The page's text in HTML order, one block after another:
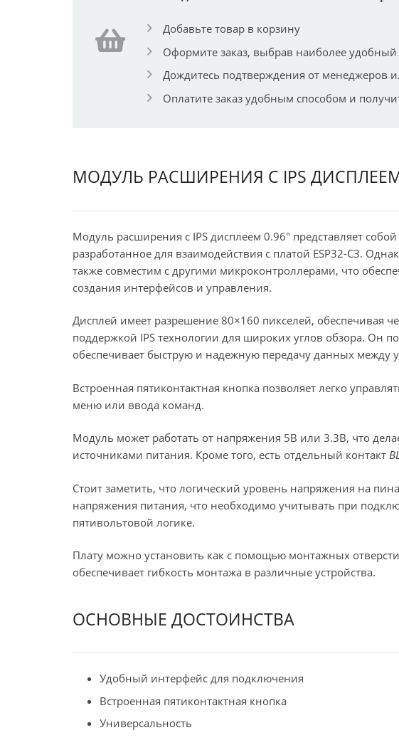
Добавьте товар в корзину
Оформите заказ, выбрав наиболее удобный
Дождитесь подтверждения от менеджеров
Оплатите заказ удобным способом и
МОДУЛЬ РАСШИРЕНИЯ С IPS ДИСПЛЕЕМ
Модуль расширения с IPS дисплеем 0.96″ представляет
разработанное для взаимодействия с платой ESP32-C3.
также совместим с другими микроконтроллерами, что
создания интерфейсов и управления.
Дисплей имеет разрешение 80×160 пикселей, обеспечивая
поддержкой IPS технологии для широких углов обзора. Он
обеспечивает быструю и надежную передачу данных между
Встроенная пятиконтактная кнопка позволяет легко
меню или ввода команд.
Модуль может работать от напряжения 5В или 3.3В, что
источниками питания. Кроме того, есть отдельный контакт BL
Стоит заметить, что логический уровень напряжения на
напряжения питания, что необходимо учитывать при
пятивольтовой логике.
Плату можно установить как с помощью монтажных
обеспечивает гибкость монтажа в различные устройства.
ОСНОВНЫЕ ДОСТОИНСТВА
Удобный интерфейс для подключения
Встроенная пятиконтактная кнопка
Универсальность